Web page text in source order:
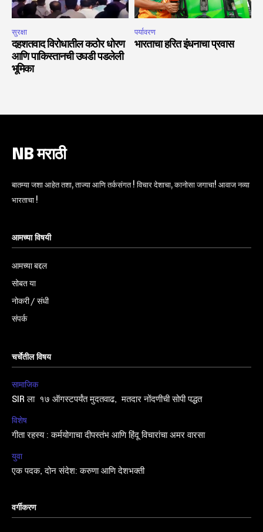
सुरक्षा
दहशतवाद विरोधातील कठोर धोरण
आणि पाकिस्तानची उघडी पडलेली
भूमिका
पर्यावरण
भारताचा हरित इंधनाचा प्रवास
NB मराठी
बातम्या जशा आहेत तशा, ताज्या आणि तर्कसंगत ! विचार देशाचा, कानोसा जगाचा! आवाज नव्या
भारताचा !
आमच्या विषयी
आमच्या बद्दल
सोबत या
नोकरी / संधी
संपर्क
चर्चेतील विषय
सामाजिक
SIR ला १७ ऑगस्टपर्यंत मुदतवाढ, मतदार नोंदणीची सोपी पद्धत
विशेष
गीता रहस्य : कर्मयोगाचा दीपस्तंभ आणि हिंदू विचारांचा अमर वारसा
युवा
एक पदक, दोन संदेश: करुणा आणि देशभक्ती
वर्गीकरण